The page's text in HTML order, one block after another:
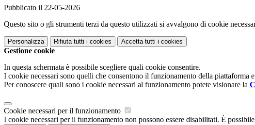
Pubblicato il 22-05-2026
Questo sito o gli strumenti terzi da questo utilizzati si avvalgono di cookie
Personalizza Rifiuta tutti i cookies Accetta tutti i cookies
Gestione cookie
In questa schermata è possibile scegliere quali cookie consentire.
I cookie necessari sono quelli che consentono il funzionamento della piattaforma
Per conoscere quali sono i cookie necessari al funzionamento potete visionare la
Cookie necessari per il funzionamento
I cookie necessari per il funzionamento non possono essere disabilitati. È